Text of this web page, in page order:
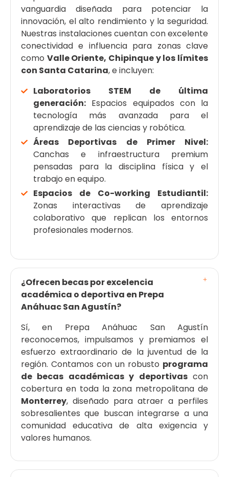
vanguardia diseñada para potenciar la
innovación, el alto rendimiento y la seguridad.
Nuestras instalaciones cuentan con excelente
conectividad e influencia para zonas clave
como Valle Oriente, Chipinque y los límites
con Santa Catarina, e incluyen:
Laboratorios STEM de última
generación: Espacios equipados con la
tecnología más avanzada para el
aprendizaje de las ciencias y robótica.
Áreas Deportivas de Primer Nivel:
Canchas e infraestructura premium
pensadas para la disciplina física y el
trabajo en equipo.
Espacios de Co-working Estudiantil:
Zonas interactivas de aprendizaje
colaborativo que replican los entornos
profesionales modernos.
¿Ofrecen becas por excelencia
académica o deportiva en Prepa
Anáhuac San Agustín?
Sí, en Prepa Anáhuac San Agustín
reconocemos, impulsamos y premiamos el
esfuerzo extraordinario de la juventud de la
región. Contamos con un robusto programa
de becas académicas y deportivascon
cobertura en toda la zona metropolitana de
Monterrey, diseñado para atraer a perfiles
sobresalientes que buscan integrarse a una
comunidad educativa de alta exigencia y
valores humanos.